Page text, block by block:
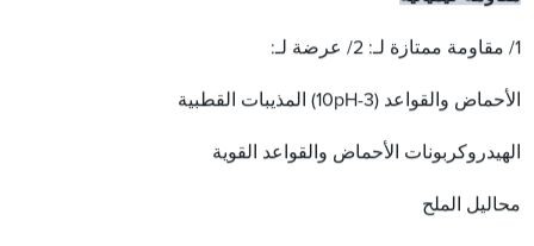
1/ مقاومة ممتازة لـ: 2/ عرضة لـ:
الأحماض والقواعد (3-10pH) المذيبات القطبية
الهيدروكربونات الأحماض والقواعد القوية
محاليل الملح